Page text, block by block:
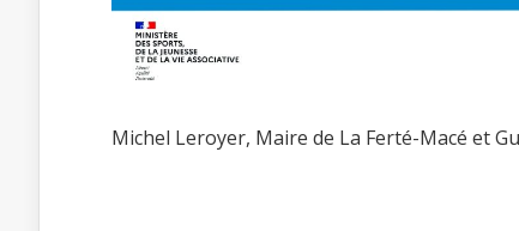
Michel Leroyer, Maire de La Ferté-Macé et